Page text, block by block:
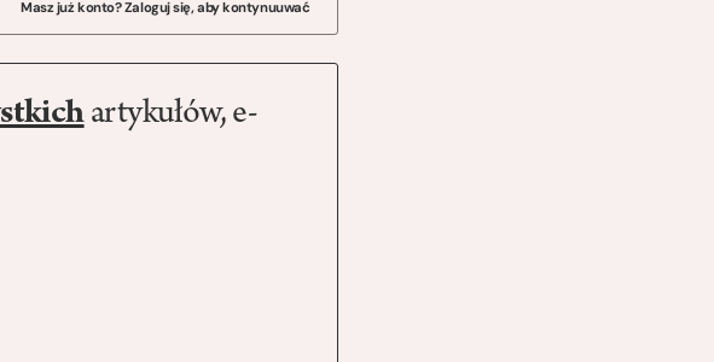
Masz już konto? Zaloguj się, aby kontynuuwać
artykułów, e-